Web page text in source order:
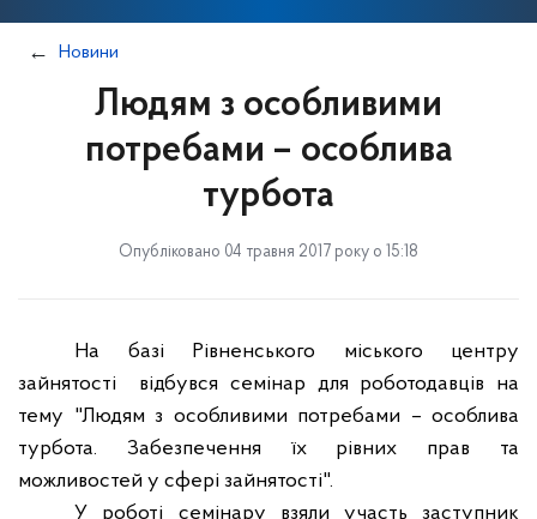
Новини
Людям з особливими
потребами – особлива
турбота
Опубліковано 04 травня 2017 року о 15:18
На базі Рівненського міського центру
зайнятості
відбувся семінар для роботодавців на
тему "Людям з особливими потребами – особлива
турбота. Забезпечення їх рівних прав та
можливостей у сфері зайнятості".
У роботі семінару взяли участь заступник